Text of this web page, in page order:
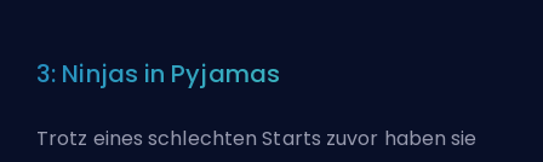
3: Ninjas in Pyjamas
Trotz eines schlechten Starts zuvor haben sie